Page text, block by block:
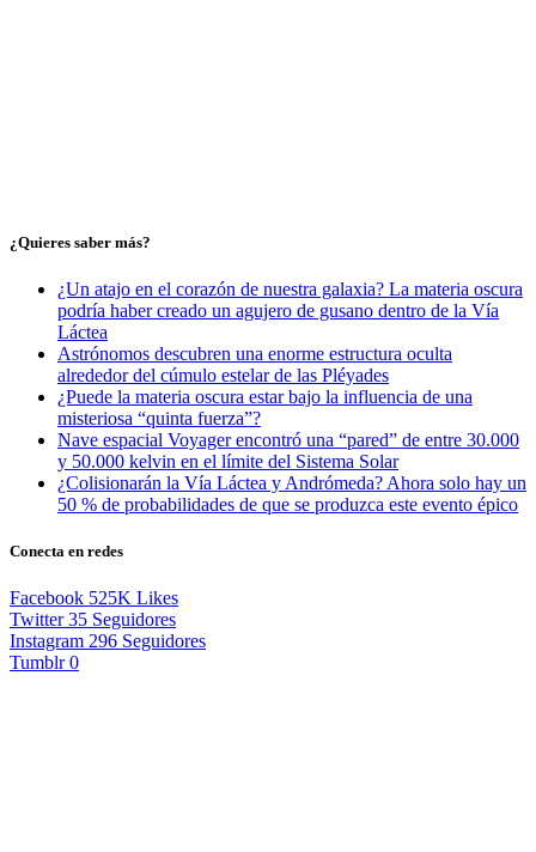
¿Quieres saber más?
¿Un atajo en el corazón de nuestra galaxia? La materia oscura
podría haber creado un agujero de gusano dentro de la Vía
Láctea
Astrónomos descubren una enorme estructura oculta
alrededor del cúmulo estelar de las Pléyades
¿Puede la materia oscura estar bajo la influencia de una
misteriosa “quinta fuerza”?
Nave espacial Voyager encontró una “pared” de entre 30.000
y 50.000 kelvin en el límite del Sistema Solar
¿Colisionarán la Vía Láctea y Andrómeda? Ahora solo hay un
50 % de probabilidades de que se produzca este evento épico
Conecta en redes
Facebook 525K Likes
Twitter 35 Seguidores
Instagram 296 Seguidores
Tumblr 0